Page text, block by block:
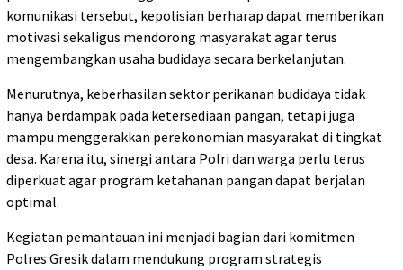
komunikasi tersebut, kepolisian berharap dapat memberikan
motivasi sekaligus mendorong masyarakat agar terus
mengembangkan usaha budidaya secara berkelanjutan.
Menurutnya, keberhasilan sektor perikanan budidaya tidak
hanya berdampak pada ketersediaan pangan, tetapi juga
mampu menggerakkan perekonomian masyarakat di tingkat
desa. Karena itu, sinergi antara Polri dan warga perlu terus
diperkuat agar program ketahanan pangan dapat berjalan
optimal.
Kegiatan pemantauan ini menjadi bagian dari komitmen
Polres Gresik dalam mendukung program strategis